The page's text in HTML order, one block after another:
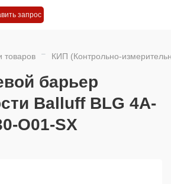
запрос
товаров КИП (Контрольно-
барьер
Balluff BLG 4A-
O01-SX